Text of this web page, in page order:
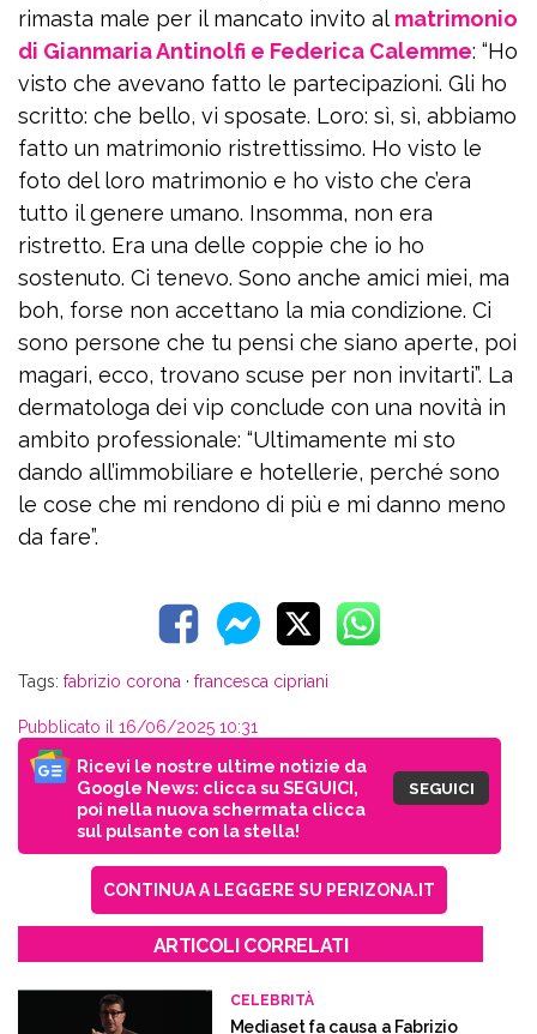
rimasta male per il mancato invito al matrimonio
di Gianmaria Antinolfi e Federica Calemme: “Ho
visto che avevano fatto le partecipazioni. Gli ho
scritto: che bello, vi sposate. Loro: sì, sì, abbiamo
fatto un matrimonio ristrettissimo. Ho visto le
foto del loro matrimonio e ho visto che c’era
tutto il genere umano. Insomma, non era
ristretto. Era una delle coppie che io ho
sostenuto. Ci tenevo. Sono anche amici miei, ma
boh, forse non accettano la mia condizione. Ci
sono persone che tu pensi che siano aperte, poi
magari, ecco, trovano scuse per non invitarti”. La
dermatologa dei vip conclude con una novità in
ambito professionale: “Ultimamente mi sto
dando all’immobiliare e hotellerie, perché sono
le cose che mi rendono di più e mi danno meno
da fare”.
Tags: fabrizio corona · francesca cipriani
Pubblicato il 16/06/2025 10:31
Ricevi le nostre ultime notizie da
Google News: clicca su SEGUICI,
poi nella nuova schermata clicca
sul pulsante con la stella!
SEGUICI
CONTINUA A LEGGERE SU PERIZONA.IT
ARTICOLI CORRELATI
CELEBRITÀ
Mediaset fa causa a Fabrizio